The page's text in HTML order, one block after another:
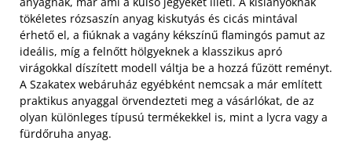
tökéletes rózsaszín anyag kiskutyás és cicás mintával
érhető el, a fiúknak a vagány kékszínű flamingós pamut az
ideális, míg a felnőtt hölgyeknek a klasszikus apró
virágokkal díszített modell váltja be a hozzá fűzött reményt.
A Szakatex webáruház egyébként nemcsak a már említett
praktikus anyaggal örvendezteti meg a vásárlókat, de az
olyan különleges típusú termékekkel is, mint a lycra vagy a
fürdőruha anyag.